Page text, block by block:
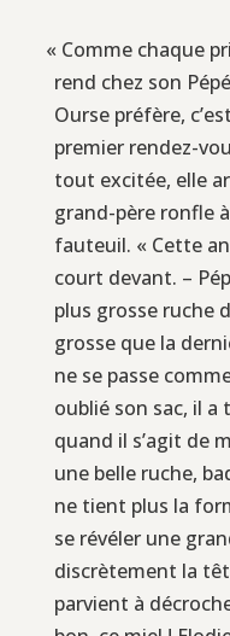
« Comme chaque
rend chez son
Ourse préfère,
premier rendez-
tout excitée, elle
grand-père ronfle
fauteuil. « Cette
court devant. –
plus grosse ruche
grosse que la
ne se passe
oublié son sac, il a
quand il s’agit de
une belle ruche,
ne tient plus la
se révéler une
discrètement la
parvient à